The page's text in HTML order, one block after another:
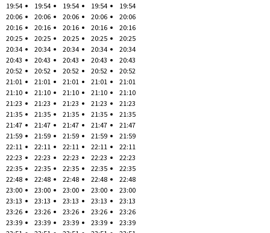
19:54
20:06
20:16
20:25
20:34
20:43
20:52
21:01
21:10
21:23
21:35
21:47
21:59
22:11
22:23
22:35
22:48
23:00
23:13
23:26
23:39
19:54
20:06
20:16
20:25
20:34
20:43
20:52
21:01
21:10
21:23
21:35
21:47
21:59
22:11
22:23
22:35
22:48
23:00
23:13
23:26
23:39
19:54
20:06
20:16
20:25
20:34
20:43
20:52
21:01
21:10
21:23
21:35
21:47
21:59
22:11
22:23
22:35
22:48
23:00
23:13
23:26
23:39
19:54
20:06
20:16
20:25
20:34
20:43
20:52
21:01
21:10
21:23
21:35
21:47
21:59
22:11
22:23
22:35
22:48
23:00
23:13
23:26
23:39
19:54
20:06
20:16
20:25
20:34
20:43
20:52
21:01
21:10
21:23
21:35
21:47
21:59
22:11
22:23
22:35
22:48
23:00
23:13
23:26
23:39